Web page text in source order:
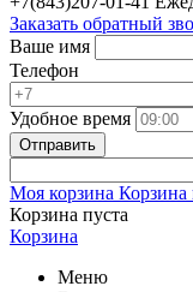
Заказать обратный
Ваше имя
Телефон
Удобное время
Отправить
Моя корзина Корзина
Корзина пуста
Корзина
Меню